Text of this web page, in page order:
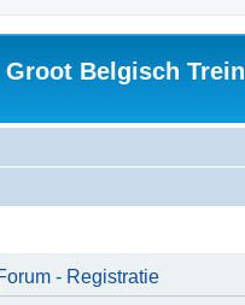
Groot Belgisch
- Registratie